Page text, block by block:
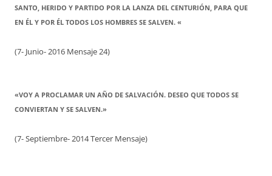
SANTO, HERIDO Y PARTIDO POR LA LANZA DEL CENTURIÓN, PARA QUE
EN ÉL Y POR ÉL TODOS LOS HOMBRES SE SALVEN. «
(7- Junio- 2016 Mensaje 24)
«VOY A PROCLAMAR UN AÑO DE SALVACIÓN. DESEO QUE TODOS SE
CONVIERTAN Y SE SALVEN.»
(7- Septiembre- 2014 Tercer Mensaje)